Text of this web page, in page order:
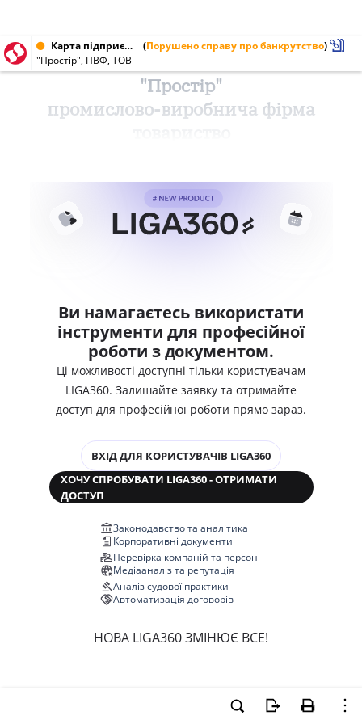
Карта підприємства від 03.12.1999 (Порушено справу про банкрутство)
"Простір", ПВФ, ТОВ
"Простір"
промислово-виробнича фірма
Ви намагаєтесь використати
інструменти для професійної
роботи з документом.
Ці можливості доступні тільки користувачам
LIGA360. Залишайте заявку та отримайте
доступ для професійної роботи прямо зараз.
ВХІД ДЛЯ КОРИСТУВАЧІВ LIGA360
ХОЧУ СПРОБУВАТИ LIGA360 - ОТРИМАТИ
ДОСТУП
Законодавство та аналітика
Корпоративні документи
Перевірка компаній та персон
Медіааналіз та репутація
Аналіз судової практики
Автоматизація договорів
НОВА LIGA360 ЗМІНЮЄ ВСЕ!